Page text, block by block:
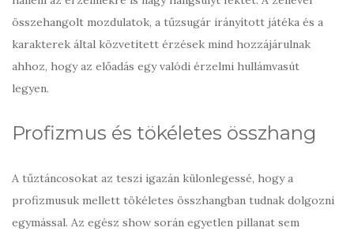
összehangolt mozdulatok, a tűzsugár irányított játéka és a
karakterek által közvetített érzések mind hozzájárulnak
ahhoz, hogy az előadás egy valódi érzelmi hullámvasút
legyen.
Profizmus és tökéletes összhang
A tűztáncosokat az teszi igazán külonlegessé, hogy a
profizmusuk mellett tökéletes összhangban tudnak dolgozni
egymással. Az egész show során egyetlen pillanat sem